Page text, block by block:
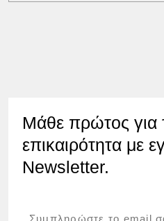
Μάθε πρώτος για
επικαιρότητα με
Newsletter.